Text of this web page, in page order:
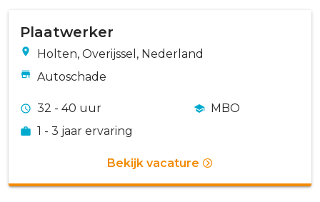
Plaatwerker
Holten, Overijssel, Nederland
Autoschade
32 - 40 uur
MBO
1 - 3 jaar ervaring
Bekijk vacature